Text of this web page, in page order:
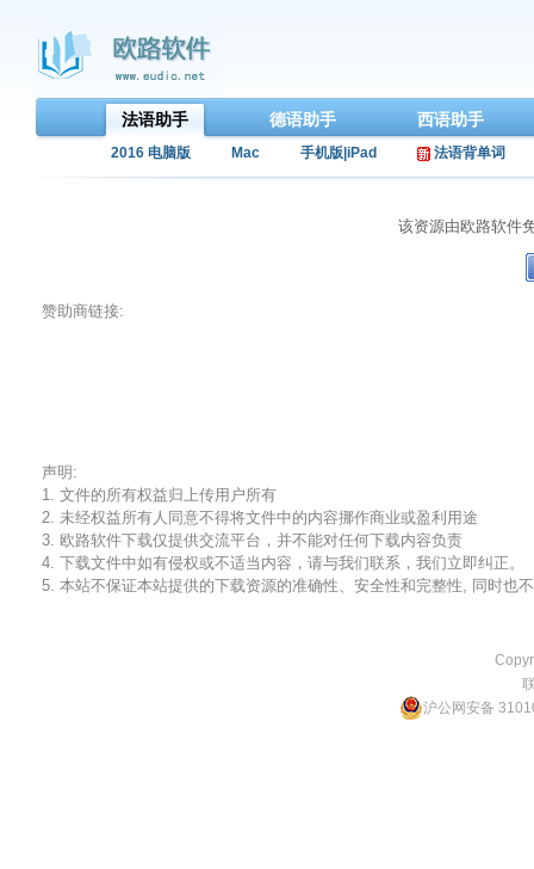
法语助手 德语助手 西语助手
2016 电脑版 Mac 手机版|iPad 法语背单词
该资源由欧路软件
赞助商链接:
声明:
1. 文件的所有权益归上传用户所有
2. 未经权益所有人同意不得将文件中的内容挪作商业或盈利用途
3. 欧路软件下载仅提供交流平台，并不能对任何下载内容负责
4. 下载文件中如有侵权或不适当内容，请与我们联系，我们立即纠正。
5. 本站不保证本站提供的下载资源的准确性、安全性和完整性, 同时也
沪公网安备